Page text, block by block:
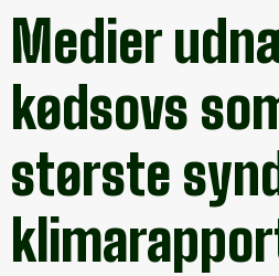
Medier
kødsovs
største